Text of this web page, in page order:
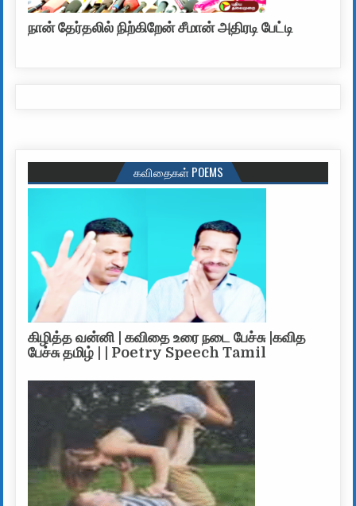
நான் தேர்தலில் நிற்கிறேன் சீமான் அதிரடி பேட்டி
கவிதைகள் POEMS
கிழித்த வன்னி | கவிதை உரை நடை பேச்சு |கவித
பேச்சு தமிழ் | | Poetry Speech Tamil